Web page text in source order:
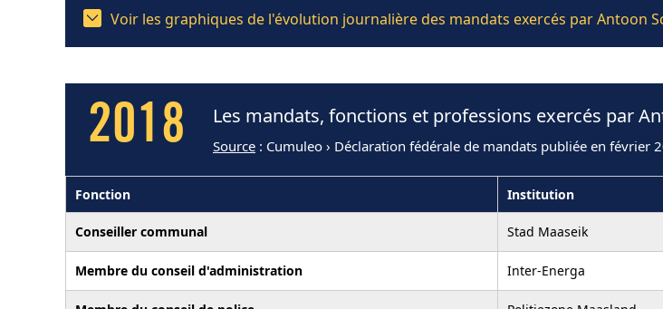
Voir les graphiques de l'évolution journalière des mandats exercés par Antoon
2018 Les mandats, fonctions et professions exercés par
Source : Cumuleo › Déclaration fédérale de mandats publiée en février
Fonction Institution
Conseiller communal Stad Maaseik
Membre du conseil d'administration Inter-Energa